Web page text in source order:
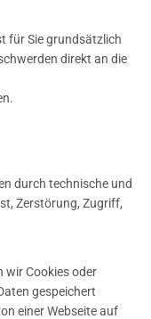
für Sie grundsätzlich
direkt an die
durch technische und
Zerstörung, Zugriff,
wir Cookies oder
gespeichert
einer Webseite auf